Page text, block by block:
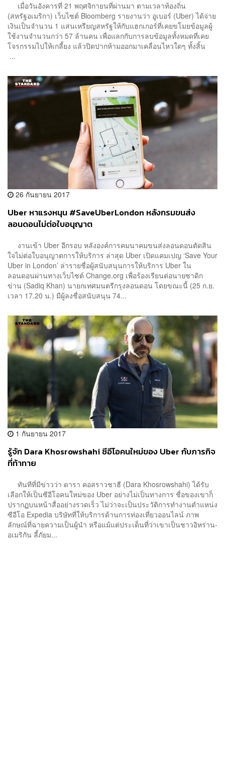
เมื่อวันอังคารที่ 21 พฤศจิกายนที่ผ่านมา ตามเวลาท้องถิ่น
(สหรัฐอเมริกา) เว็บไซต์ Bloomberg รายงานว่า อูเบอร์ (Uber) ได้จ่าย
เงินเป็นจำนวน 1 แสนเหรียญสหรัฐให้กับแฮกเกอร์ที่เคยขโมยข้อมูลผู้
ใช้งานจำนวนกว่า 57 ล้านคน เพื่อแลกกับการลบข้อมูลทั้งหมดที่เคย
โจรกรรมไปให้เกลี้ยง แล้วปิดปากห้ามออกมาเคลื่อนไหวใดๆ ทั้งสิ้น
...
26 กันยายน 2017
Uber หาแรงหนุน #SaveUberLondon หลังกรมขนส่ง
ลอนดอนไม่ต่อใบอนุญาต
งานเข้า Uber อีกรอบ หลังองค์การคมนาคมขนส่งลอนดอนตัดสิน
ใจไม่ต่อใบอนุญาตการให้บริการ ล่าสุด Uber เปิดแคมเปญ ‘Save Your
Uber in London’ ล่ารายชื่อผู้สนับสนุนการให้บริการ Uber ใน
ลอนดอนผ่านทางเว็บไซต์ Change.org เพื่อร้องเรียนต่อนายซาดิก
ข่าน (Sadiq Khan) นายกเทศมนตรีกรุงลอนดอน โดยขณะนี้ (25 ก.ย.
เวลา 17.20 น.) มีผู้ลงชื่อสนับสนุน 74...
1 กันยายน 2017
รู้จัก Dara Khosrowshahi ซีอีโอคนใหม่ของ Uber กับภารกิจ
ที่ท้าทาย
ทันทีที่มีข่าวว่า ดารา คอสราวชาฮี (Dara Khosrowshahi) ได้รับ
เลือกให้เป็นซีอีโอคนใหม่ของ Uber อย่างไม่เป็นทางการ ชื่อของเขาก็
ปรากฏบนหน้าสื่ออย่างรวดเร็ว ไม่ว่าจะเป็นประวัติการทำงานตำแหน่ง
ซีอีโอ Expedia บริษัทที่ให้บริการด้านการท่องเที่ยวออนไลน์ ภาพ
ลักษณ์ที่ฉายความเป็นผู้นำ หรือแม้แต่ประเด็นที่ว่าเขาเป็นชาวอิหร่าน-
อเมริกัน ลี้ภัยม...